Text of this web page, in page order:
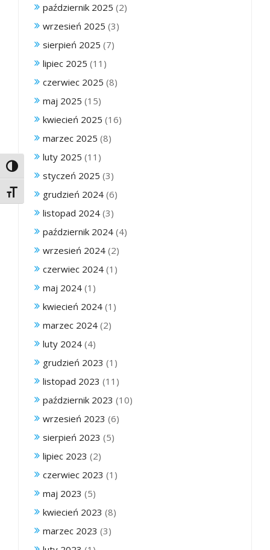
Toggle High Contrast
Toggle Font size
październik 2025 (2)
wrzesień 2025 (3)
sierpień 2025 (7)
lipiec 2025 (11)
czerwiec 2025 (8)
maj 2025 (15)
kwiecień 2025 (16)
marzec 2025 (8)
luty 2025 (11)
styczeń 2025 (3)
grudzień 2024 (6)
listopad 2024 (3)
październik 2024 (4)
wrzesień 2024 (2)
czerwiec 2024 (1)
maj 2024 (1)
kwiecień 2024 (1)
marzec 2024 (2)
luty 2024 (4)
grudzień 2023 (1)
listopad 2023 (11)
październik 2023 (10)
wrzesień 2023 (6)
sierpień 2023 (5)
lipiec 2023 (2)
czerwiec 2023 (1)
maj 2023 (5)
kwiecień 2023 (8)
marzec 2023 (3)